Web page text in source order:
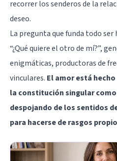
recorrer los senderos de la
deseo.
La pregunta que funda todo ser
“¿Qué quiere el otro de mí?”,
enigmáticas, productoras de
vinculares. El amor está
la constitución singular
despojando de los sentidos
para hacerse de rasgos